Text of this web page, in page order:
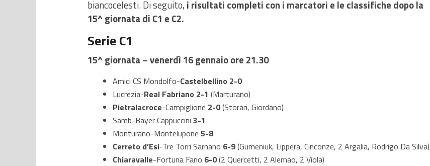
biancocelesti. Di seguito, i risultati completi con i marcatori e le classifiche dopo la
15^ giornata di C1 e C2.
Serie C1
15^ giornata – venerdì 16 gennaio ore 21.30
Amici CS Mondolfo-Castelbellino 2-0
Lucrezia-Real Fabriano 2-1 (Marturano)
Pietralacroce-Campiglione 2-0(Storari, Giordano)
Samb-Bayer Cappuccini 3-1
Monturano-Montelupone 5-8
Cerreto d’Esi-Tre Torri Sarnano 6-9(Gumeniuk, Lippera, Cinconze, 2 Argalia, Rodrigo Da Silva)
Chiaravalle-Fortuna Fano 6-0(2 Quercetti, 2 Alemao, 2 Viola)